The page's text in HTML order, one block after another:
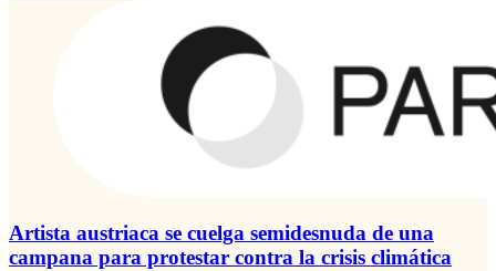
Artista austriaca se cuelga semidesnuda de una
campana para protestar contra la crisis climática